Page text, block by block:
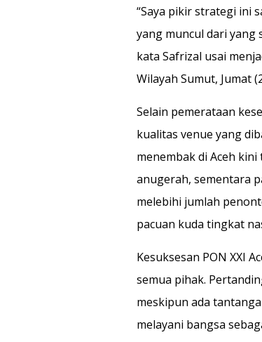
“Saya pikir strategi ini
yang muncul dari yang
kata Safrizal usai
Wilayah Sumut, Jumat
Selain pemerataan
kualitas venue yang
menembak di Aceh
anugerah, sementara
melebihi jumlah
pacuan kuda tingkat
Kesuksesan PON XXI
semua pihak.
meskipun ada
melayani bangsa